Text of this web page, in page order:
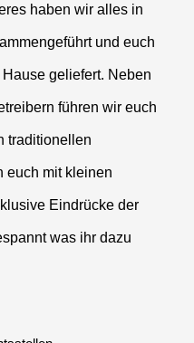
haben wir alles in
und euch
geliefert. Neben
führen wir euch
traditionellen
euch mit kleinen
Eindrücke der
was ihr dazu